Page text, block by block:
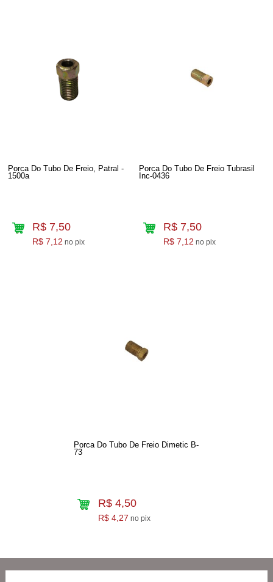
Porca Do Tubo De Freio, Patral -
1500a
R$ 7,50
R$ 7,12 no pix
Porca Do Tubo De Freio Tubrasil
Inc-0436
R$ 7,50
R$ 7,12 no pix
Porca Do Tubo De Freio Dimetic B-
73
R$ 4,50
R$ 4,27 no pix